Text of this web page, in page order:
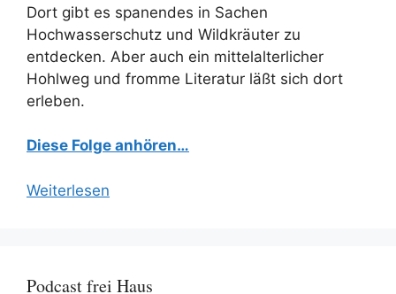
Dort gibt es spanendes in Sachen
Hochwasserschutz und Wildkräuter zu
entdecken. Aber auch ein mittelalterlicher
Hohlweg und fromme Literatur läßt sich dort
erleben.
Diese Folge anhören…
Weiterlesen
Podcast frei Haus